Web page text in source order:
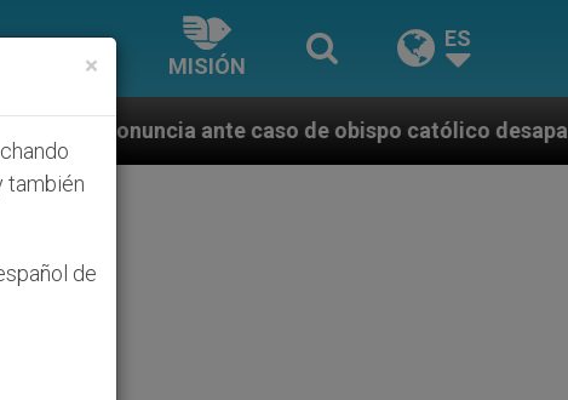
MISIÓN
ES
caso de obispo católico desaparecido por la
×
también
de